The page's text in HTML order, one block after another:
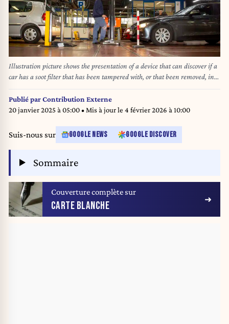
Illustration picture shows the presentation of a device that can discover if a
car has a soot filter that has been tampered with, or that been removed, in
Evere, Brussels, Monday 07 January 2019. BELGA PHOTO HATIM
KAGHAT
Publié parContribution Externe
20 janvier 2025 à 05:00• Mis à jour le 4 février 2026 à 10:00
Suis-nous sur GOOGLE NEWS GOOGLE DISCOVER
Sommaire
Couverture complète sur
CARTE BLANCHE